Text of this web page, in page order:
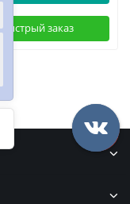
Быстрый заказ